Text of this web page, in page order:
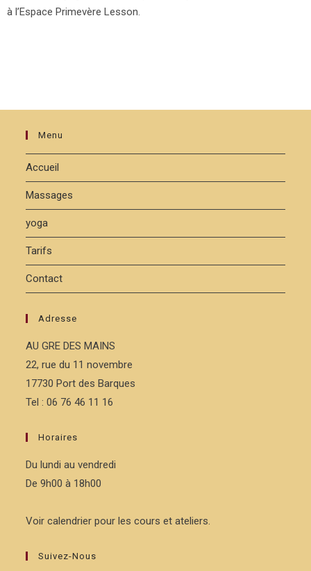
à l’Espace Primevère Lesson.
Menu
Accueil
Massages
yoga
Tarifs
Contact
Adresse
AU GRE DES MAINS
22, rue du 11 novembre
17730 Port des Barques
Tel : 06 76 46 11 16
Horaires
Du lundi au vendredi
De 9h00 à 18h00
Voir calendrier pour les cours et ateliers.
Suivez-Nous